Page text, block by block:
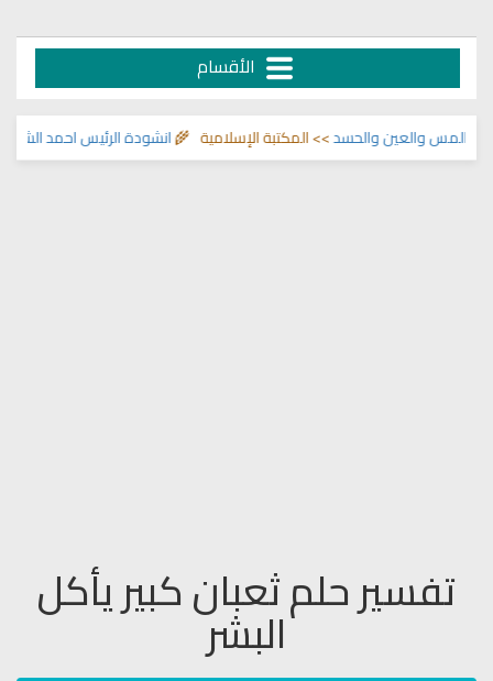
الأقسام
انشودة الرئيس احمد الشرع>> والحسد>> المكتبة الإسلامية 🌾
تفسير حلم ثعبان كبير يأكل
البشر